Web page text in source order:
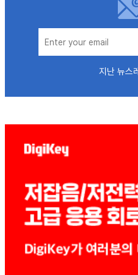
지난 뉴스